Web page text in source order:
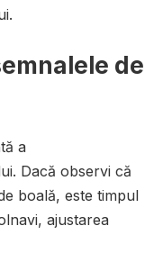
de
a
Dacă observi că
boală, este timpul
ajustarea